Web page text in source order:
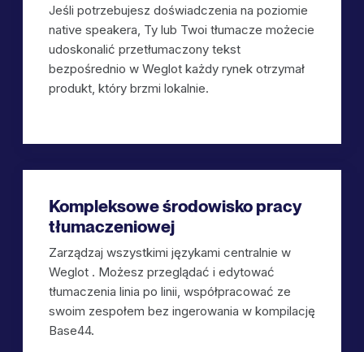
Jeśli potrzebujesz doświadczenia na poziomie
native speakera, Ty lub Twoi tłumacze możecie
udoskonalić przetłumaczony tekst
bezpośrednio w Weglot każdy rynek otrzymał
produkt, który brzmi lokalnie.
Kompleksowe środowisko pracy
tłumaczeniowej
Zarządzaj wszystkimi językami centralnie w
Weglot . Możesz przeglądać i edytować
tłumaczenia linia po linii, współpracować ze
swoim zespołem bez ingerowania w kompilację
Base44.